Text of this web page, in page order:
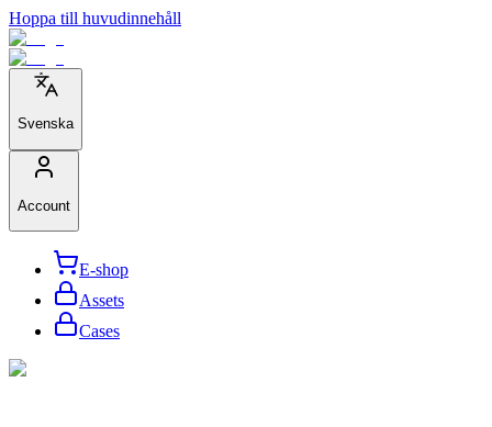
Hoppa till huvudinnehåll
Svenska
Account
E-shop
Assets
Cases